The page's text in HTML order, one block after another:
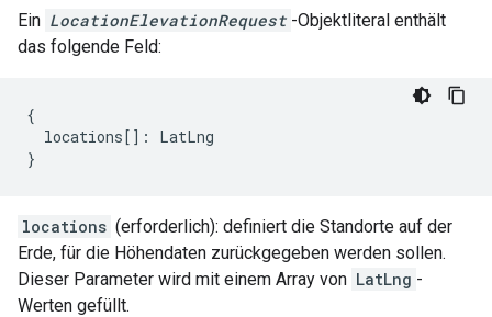
Ein LocationElevationRequest -Objektliteral enthält
das folgende Feld:
{
locations[] :
LatLng
}
locations (erforderlich): definiert die Standorte auf der
Erde, für die Höhendaten zurückgegeben werden sollen.
Dieser Parameter wird mit einem Array von LatLng -
Werten gefüllt.